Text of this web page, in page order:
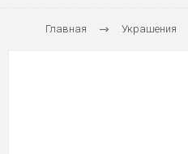
Главная Украшения